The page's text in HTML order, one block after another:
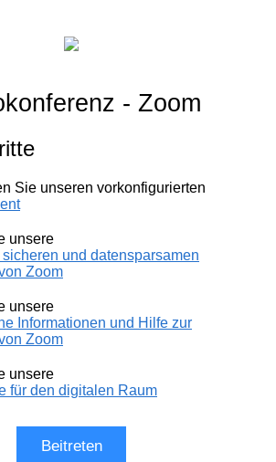
- Zoom
Sie unseren vorkonfigurierten
unsere
und datensparsamen
Zoom
unsere
Informationen und Hilfe zur
Zoom
unsere
für den digitalen Raum
Beitreten